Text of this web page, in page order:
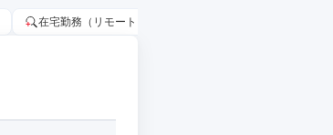
在宅勤務（リモートワーク）OK